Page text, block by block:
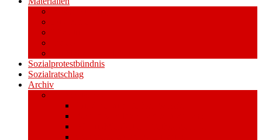
Sozialprotestbündnis
Sozialratschlag
Archiv